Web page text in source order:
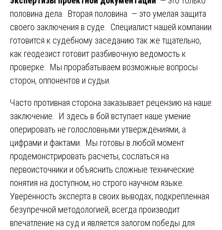
половина дела. Вторая половина — это умелая защита
своего заключения в суде. Специалист нашей компании
готовится к судебному заседанию так же тщательно,
как геодезист готовит разбивочную ведомость к
проверке. Мы прорабатываем возможные вопросы
сторон, оппонентов и судьи.
Часто противная сторона заказывает рецензию на наше
заключение. И здесь в бой вступает наше умение
оперировать не голословными утверждениями, а
цифрами и фактами. Мы готовы в любой момент
продемонстрировать расчеты, сослаться на
первоисточники и объяснить сложные технические
понятия на доступном, но строго научном языке.
Уверенность эксперта в своих выводах, подкрепленная
безупречной методологией, всегда производит
впечатление на суд и является залогом победы для